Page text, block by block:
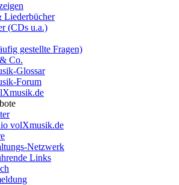
Liederbücher
(CDs u.a.)
gestellte Fragen)
Co.
Glossar
Forum
volXmusik.de
Netzwerk
Links